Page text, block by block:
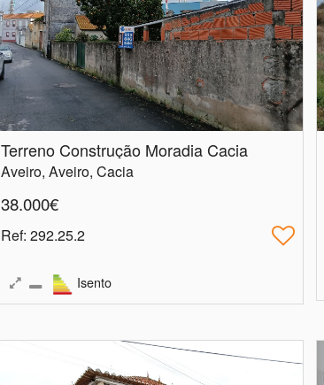
Terreno Construção Moradia Cacia
Aveiro, Aveiro, Cacia
38.000€
Ref: 292.25.2
Isento